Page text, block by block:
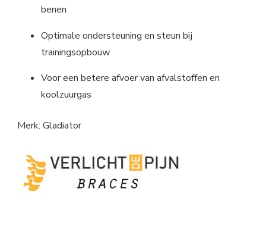
benen
Optimale ondersteuning en steun bij
trainingsopbouw
Voor een betere afvoer van afvalstoffen en
koolzuurgas
Merk: Gladiator